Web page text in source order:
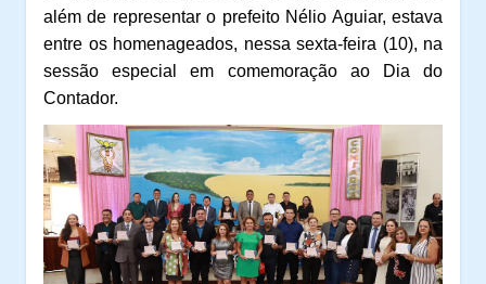
além de representar o prefeito Nélio Aguiar, estava
entre os homenageados, nessa sexta-feira (10), na
sessão especial em comemoração ao Dia do
Contador.